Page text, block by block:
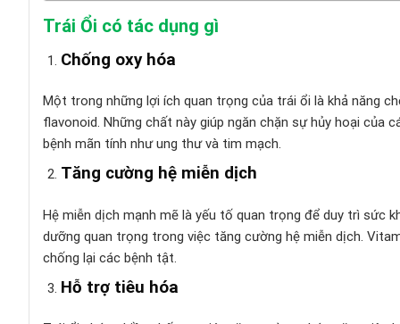
Trái Ổi có tác dụng gì
Chống oxy hóa
Một trong những lợi ích quan trọng của trái ổi là khả năng
flavonoid. Những chất này giúp ngăn chặn sự hủy hoại
bệnh mãn tính như ung thư và tim mạch.
Tăng cường hệ miễn dịch
Hệ miễn dịch mạnh mẽ là yếu tố quan trọng để duy trì sức
dưỡng quan trọng trong việc tăng cường hệ miễn dịch.
chống lại các bệnh tật.
Hỗ trợ tiêu hóa